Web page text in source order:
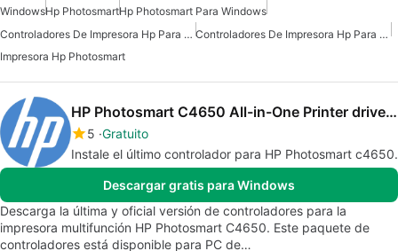
WindowsHp PhotosmartHp Photosmart Para Windows
Controladores De Impresora Hp Para Windows 7
Controladores De Impresora Hp Para Windows
Impresora Hp Photosmart
HP Photosmart C4650 All-in-One Printer drivers
5 Gratuito
Instale el último controlador para HP Photosmart c4650.
Descargar gratis para Windows
Descarga la última y oficial versión de controladores para la
impresora multifunción HP Photosmart C4650. Este paquete de
controladores está disponible para PC de…